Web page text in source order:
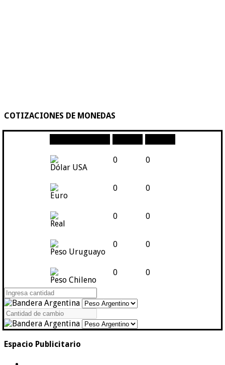
COTIZACIONES DE MONEDAS
Dólar USA
0 0
Euro
0 0
Real
0 0
Peso Uruguayo
0 0
Peso Chileno
0 0
Espacio Publicitario